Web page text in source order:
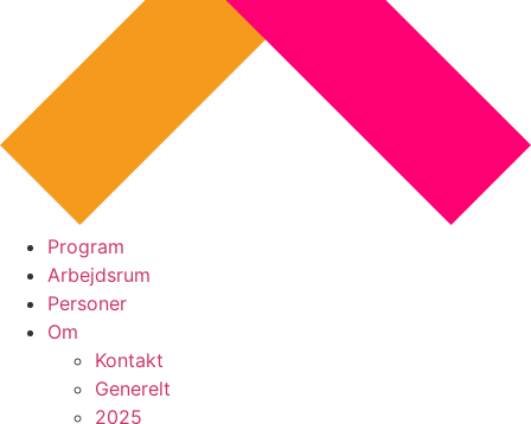
Program
Arbejdsrum
Personer
Om
Kontakt
Generelt
2025